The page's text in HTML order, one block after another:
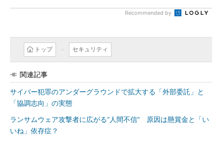
Recommended by
トップ セキュリティ
関連記事
サイバー犯罪のアンダーグラウンドで拡大する「外部委託」と
「協調志向」の実態
ランサムウェア攻撃者に広がる“人間不信” 原因は懸賞金と「い
いね」依存症？